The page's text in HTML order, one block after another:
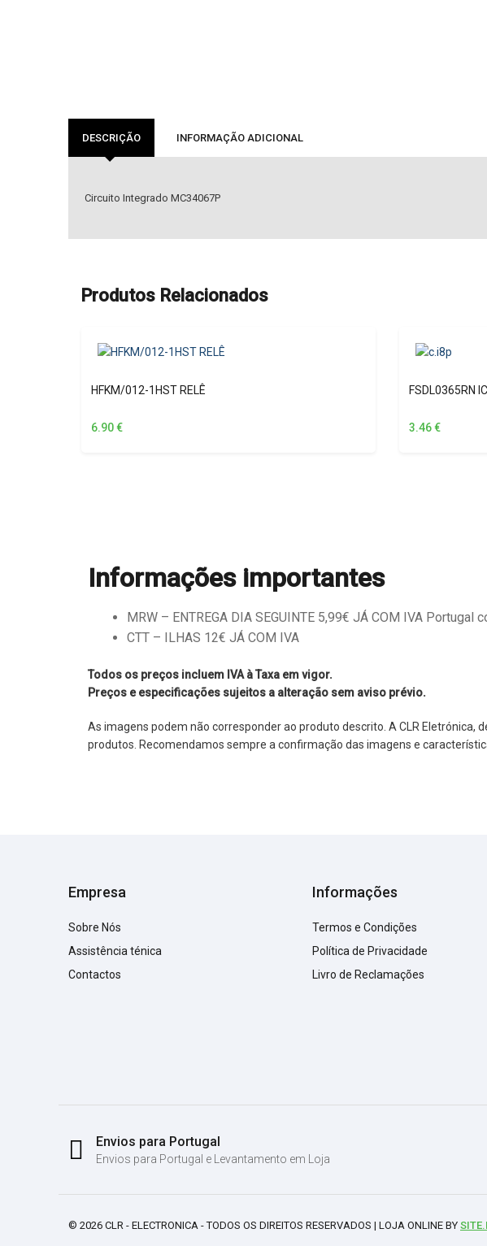
DESCRIÇÃO INFORMAÇÃO ADICIONAL
Circuito Integrado MC34067P
Produtos Relacionados
HFKM/012-1HST RELÊ
6.90€
FSDL0365RN IC
3.46€
Informações importantes
MRW – ENTREGA DIA SEGUINTE 5,99€ JÁ COM IVA Portugal
CTT – ILHAS 12€ JÁ COM IVA
Todos os preços incluem IVA à Taxa em vigor.
Preços e especificações sujeitos a alteração sem aviso prévio.
As imagens podem não corresponder ao produto descrito. A CLR
produtos. Recomendamos sempre a confirmação das imagens e
Empresa
Sobre Nós
Assistência ténica
Contactos
Informações
Termos e Condições
Política de Privacidade
Livro de Reclamações
Envios para Portugal
Envios para Portugal e Levantamento em Loja
© 2026 CLR - ELECTRONICA - TODOS OS DIREITOS RESERVADOS | LOJA ONLINE BY